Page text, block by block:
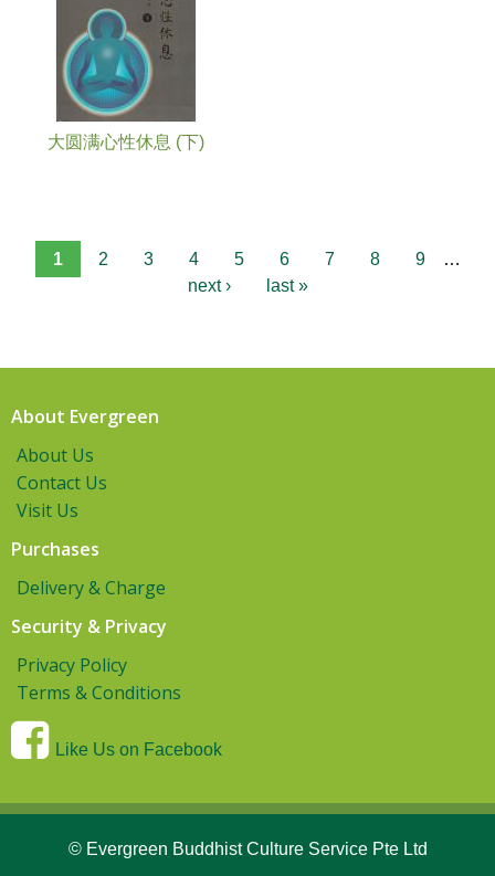
大圆满心性休息 (下)
1 2 3 4 5 6 7 8 9
…
next ›
last »
About Evergreen
About Us
Contact Us
Visit Us
Purchases
Delivery & Charge
Security & Privacy
Privacy Policy
Terms & Conditions
Like Us on Facebook
© Evergreen Buddhist Culture Service Pte Ltd